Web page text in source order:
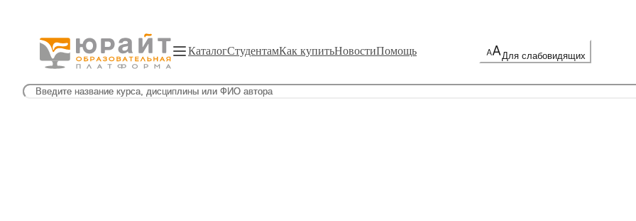
КаталогСтудентамКак купитьНовостиПомощь Для слабовидящих